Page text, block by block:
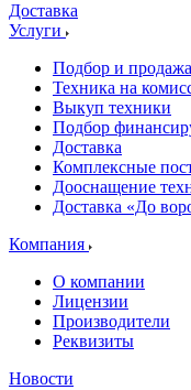
Доставка
Услуги
Подбор и
Техника на
Выкуп техники
Подбор
Доставка
Комплексные
Дооснащение
Доставка «До
Компания
О компании
Лицензии
Производители
Реквизиты
Новости